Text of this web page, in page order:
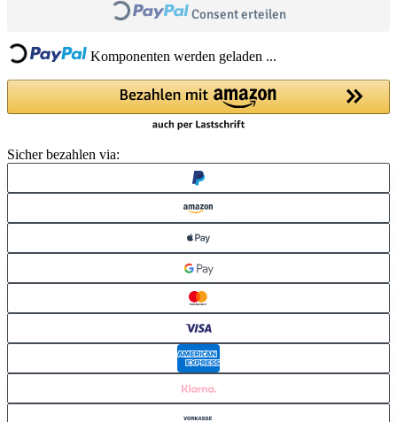
Consent erteilen
Loading... Komponenten werden geladen ...
Sicher bezahlen via: